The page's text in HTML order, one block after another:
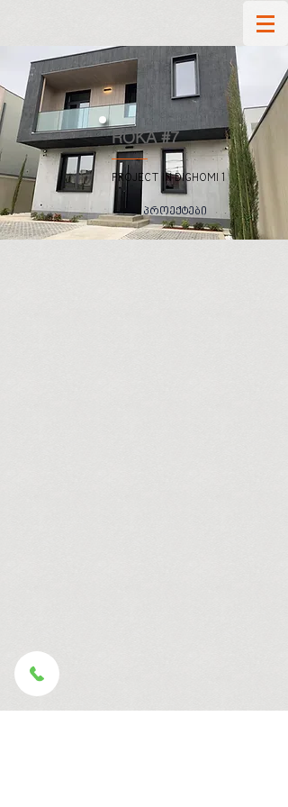
ROKA #7
PROJECT IN DIGHOMI 1
პროექტები